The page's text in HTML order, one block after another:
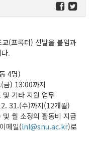
(프록터) 선발을 붙임과
.
4명)
) 13:00까지
및 기타 지원 업무
31.(수)까지(12개월)
월 소정의 활동비 지급
메일(lnl@snu.ac.kr)로